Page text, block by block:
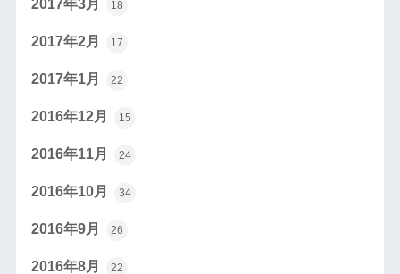
2017年3月 18
2017年2月 17
2017年1月 22
2016年12月 15
2016年11月 24
2016年10月 34
2016年9月 26
2016年8月 22